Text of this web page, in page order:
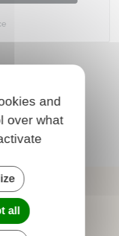
and
over what
all